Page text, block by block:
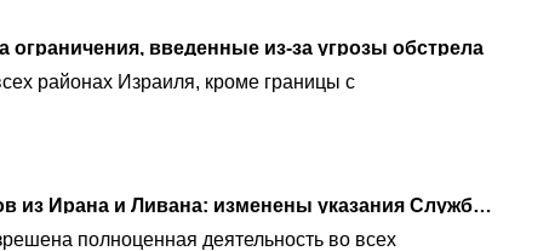
введенные из-за угрозы обстрела
районах Израиля, кроме границы с
Из-за угрозы обстрелов из Ирана и Ливана: изменены указания Службы тыла
полноценная деятельность во всех